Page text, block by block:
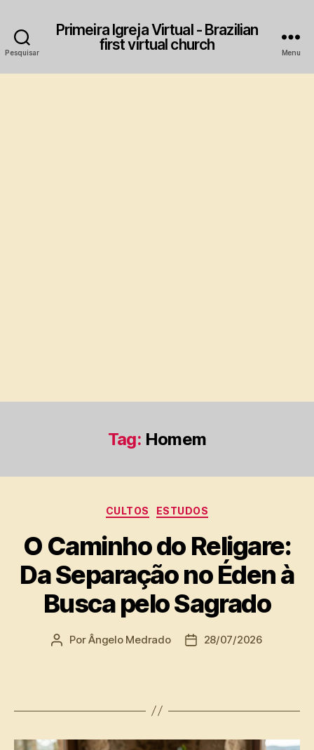
Pesquisar
Primeira Igreja Virtual - Brazilian
first virtual church
Menu
Tag: Homem
Categorias
CULTOS ESTUDOS
O Caminho do Religare:
Da Separação no Éden à
Busca pelo Sagrado
Autor
PorÂngelo Medrado
Data28/07/2026